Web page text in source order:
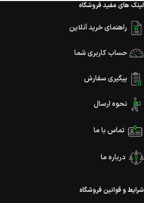
لینک های مفید فروشگاه
راهنمای خرید آنلاین
حساب کاربری شما
پیگیری سفارش
نحوه ارسال
تماس با ما
درباره ما
شرایط و قوانین فروشگاه